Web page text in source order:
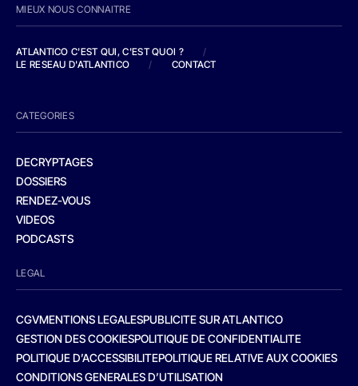
MIEUX NOUS CONNAITRE
ATLANTICO C'EST QUI, C'EST QUOI ?
/
LE RESEAU D'ATLANTICO
/ CONTACT
CATEGORIES
DECRYPTAGES
DOSSIERS
RENDEZ-VOUS
VIDEOS
PODCASTS
LEGAL
CGVMENTIONS LEGALESPUBLICITE SUR ATLANTICO
GESTION DES COOKIESPOLITIQUE DE CONFIDENTIALITE
POLITIQUE D’ACCESSIBILITEPOLITIQUE RELATIVE AUX COOKIES
CONDITIONS GENERALES D’UTILISATION